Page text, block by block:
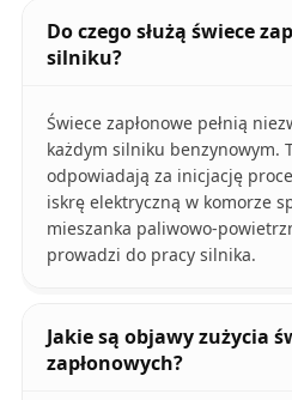
Do czego służą świece
silniku?
Świece zapłonowe pełnią
każdym silniku benzynowym.
odpowiadają za inicjację
iskrę elektryczną w komorze
mieszanka paliwowo-
prowadzi do pracy silnika.
Jakie są objawy zużycia
zapłonowych?